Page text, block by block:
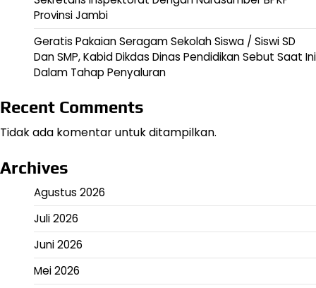
Provinsi Jambi
Geratis Pakaian Seragam Sekolah Siswa / Siswi SD
Dan SMP, Kabid Dikdas Dinas Pendidikan Sebut Saat Ini
Dalam Tahap Penyaluran
Recent Comments
Tidak ada komentar untuk ditampilkan.
Archives
Agustus 2026
Juli 2026
Juni 2026
Mei 2026